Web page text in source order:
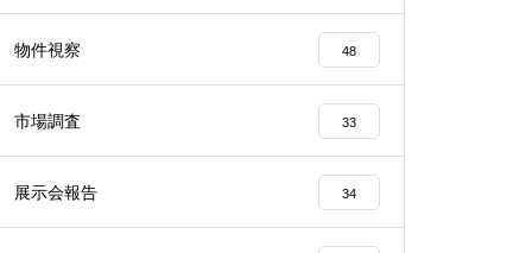
工事中
物件視察 48
市場調査 33
展示会報告 34